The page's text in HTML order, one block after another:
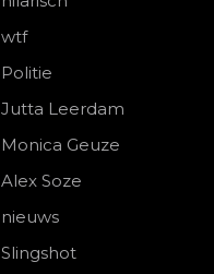
wtf
Politie
Jutta Leerdam
Monica Geuze
Alex Soze
nieuws
Slingshot